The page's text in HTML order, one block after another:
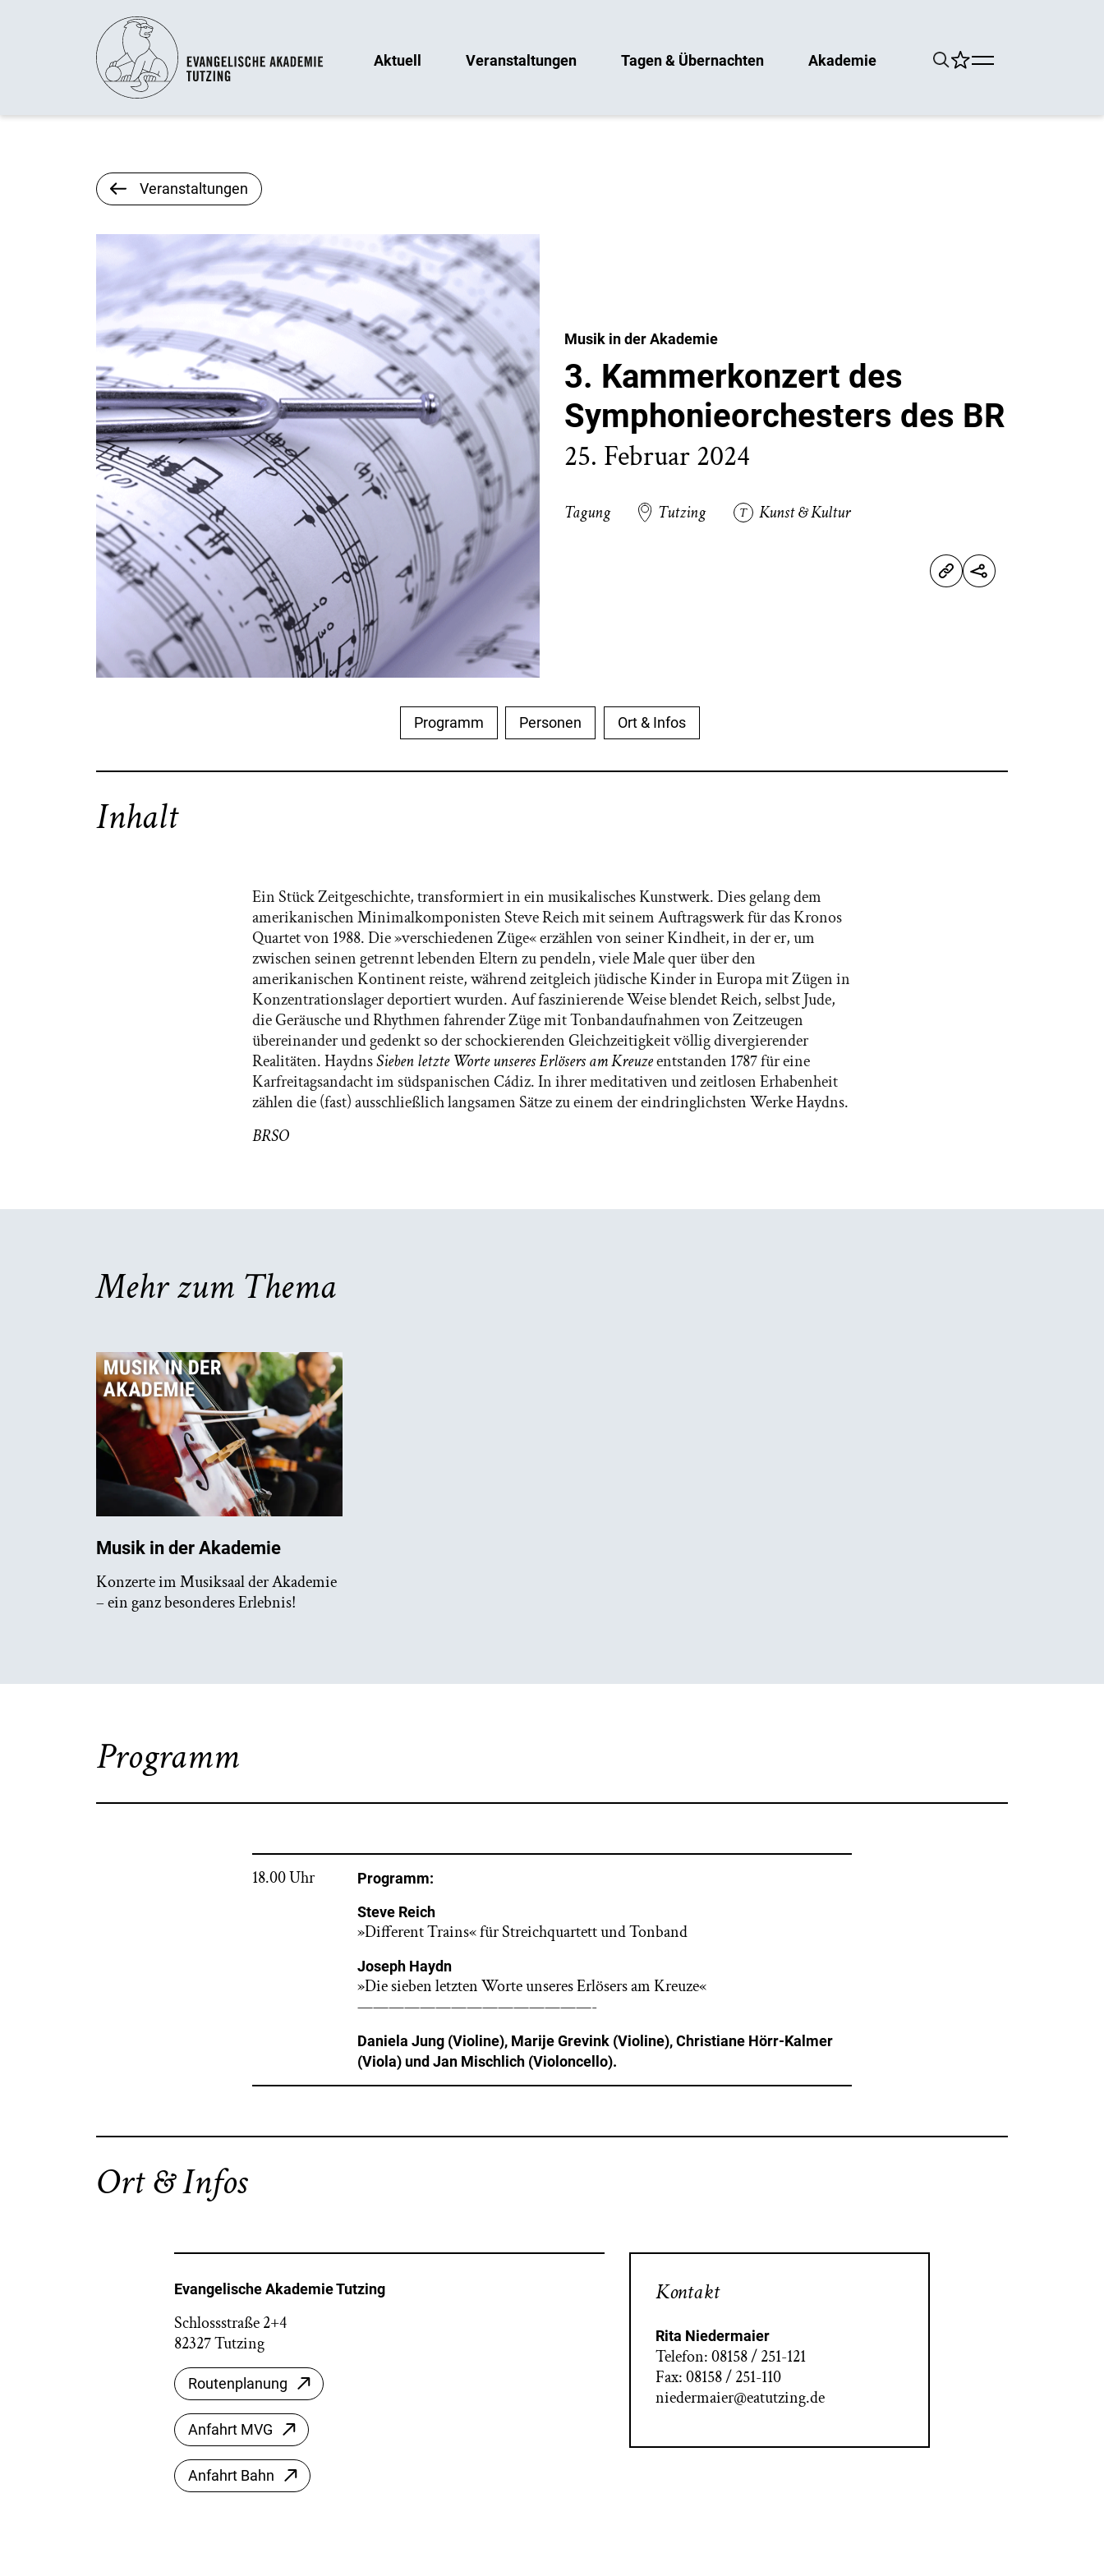
Aktuell Veranstaltungen Tagen & Übernachten Akademie
Veranstaltungen
Musik in der Akademie
3. Kammerkonzert des
Symphonieorchesters des BR
25. Februar 2024
Tagung Tutzing Kunst & Kultur
Programm Personen Ort & Infos
Inhalt
Ein Stück Zeitgeschichte, transformiert in ein musikalisches Kunstwerk. Dies gelang dem
amerikanischen Minimalkomponisten Steve Reich mit seinem Auftragswerk für das Kronos
Quartet von 1988. Die »verschiedenen Züge« erzählen von seiner Kindheit, in der er, um
zwischen seinen getrennt lebenden Eltern zu pendeln, viele Male quer über den
amerikanischen Kontinent reiste, während zeitgleich jüdische Kinder in Europa mit Zügen in
Konzentrationslager deportiert wurden. Auf faszinierende Weise blendet Reich, selbst Jude,
die Geräusche und Rhythmen fahrender Züge mit Tonbandaufnahmen von Zeitzeugen
übereinander und gedenkt so der schockierenden Gleichzeitigkeit völlig divergierender
Realitäten. HaydnsSieben letzte Worte unseres Erlösers am Kreuzeentstanden 1787 für eine
Karfreitagsandacht im südspanischen Cádiz. In ihrer meditativen und zeitlosen Erhabenheit
zählen die (fast) ausschließlich langsamen Sätze zu einem der eindringlichsten Werke Haydns.
BRSO
Mehr zum Thema
Musik in der Akademie
Konzerte im Musiksaal der Akademie
– ein ganz besonderes Erlebnis!
Programm
18.00 Uhr
Programm:
Steve Reich
»Different Trains« für Streichquartett und Tonband
Joseph Haydn
»Die sieben letzten Worte unseres Erlösers am Kreuze«
———————————————-
Daniela Jung (Violine), Marije Grevink (Violine), Christiane Hörr-Kalmer
(Viola) und Jan Mischlich (Violoncello).
Ort & Infos
Evangelische Akademie Tutzing
Schlossstraße 2+4
82327 Tutzing
Routenplanung
Anfahrt MVG
Anfahrt Bahn
Kontakt
Rita Niedermaier
Telefon: 08158 / 251-121
Fax: 08158 / 251-110
niedermaier@eatutzing.de